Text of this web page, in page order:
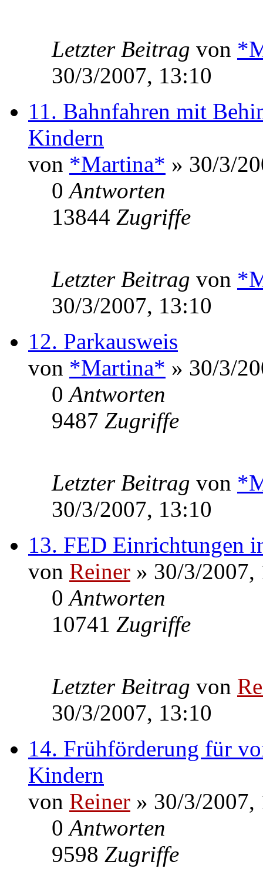
Letzter Beitrag von
30/3/2007, 13:10
11. Bahnfahren mit
Kindern
von *Martina* » 30/3/
0Antworten
13844 Zugriffe
Letzter Beitrag von
30/3/2007, 13:10
12. Parkausweis
von *Martina* » 30/3/
0Antworten
9487 Zugriffe
Letzter Beitrag von
30/3/2007, 13:10
13. FED Einrichtungen
von Reiner » 30/3/2007,
0Antworten
10741 Zugriffe
Letzter Beitrag von
30/3/2007, 13:10
14. Frühförderung für
Kindern
von Reiner » 30/3/2007,
0Antworten
9598 Zugriffe